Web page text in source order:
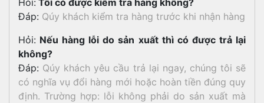
Đáp: Qúy khách kiểm tra hàng trước khi nhận hàng
Hỏi: Nếu hàng lỗi do sản xuất thì có được trả lại
không?
Đáp: Qúy khách yêu cầu trả lại ngay, chúng tôi sẽ
có nghĩa vụ đổi hàng mới hoặc hoàn tiền đúng quy
định. Trường hợp: lỗi không phải do sản xuất mà